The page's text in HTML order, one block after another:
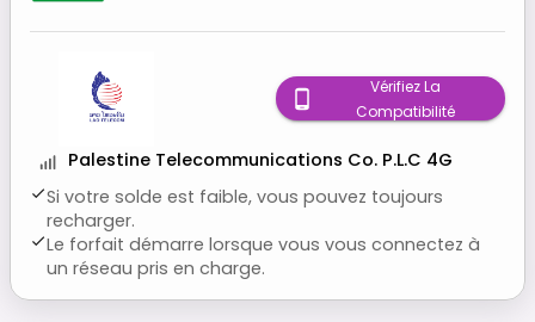
Palestine Telecommunications Co. P.L.C 4G
Si votre solde est faible, vous pouvez toujours
recharger.
Le forfait démarre lorsque vous vous connectez à
un réseau pris en charge.
Vérifiez La
Compatibilité